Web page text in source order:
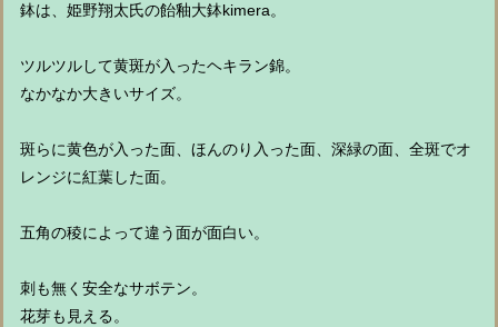
鉢は、姫野翔太氏の飴釉大鉢kimera。
ツルツルして黄斑が入ったヘキラン錦。
なかなか大きいサイズ。
斑らに黄色が入った面、ほんのり入った面、深緑の面、全斑でオ
レンジに紅葉した面。
五角の稜によって違う面が面白い。
刺も無く安全なサボテン。
花芽も見える。